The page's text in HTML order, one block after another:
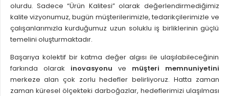
olurdu. Sadece “Ürün Kalitesi” olarak değerlendirmediğimiz
kalite vizyonumuz, bugün müşterilerimizle, tedarikçilerimizle ve
çalışanlarımızla kurduğumuz uzun soluklu iş birliklerinin güçlü
temelini oluşturmaktadır.
Başarıya kolektif bir katma değer algısı ile ulaşılabileceğinin
farkında olarak inovasyonu ve müşteri memnuniyetini
merkeze alan çok zorlu hedefler belirliyoruz. Hatta zaman
zaman küresel ölçekteki darboğazlar, hedeflerimizi ulaşılması